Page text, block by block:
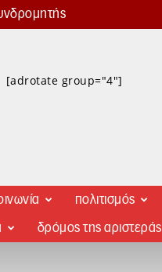
[adrotate group="4"]
πολιτισμός
δρόμος της αριστεράς